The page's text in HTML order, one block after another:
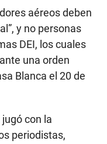
aéreos deben
y no personas
DEI, los cuales
una orden
Blanca el 20 de
con la
periodistas,